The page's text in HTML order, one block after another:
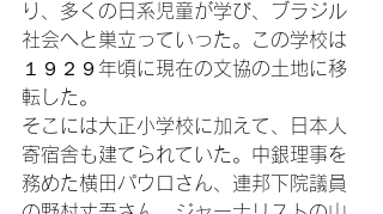
り、多くの日系児童が学び、ブラジル
社会へと巣立っていった。この学校は
１９２９年頃に現在の文協の土地に移
転した。
そこには大正小学校に加えて、日本人
寄宿舎も建てられていた。中銀理事を
務めた横田パウロさん、連邦下院議員